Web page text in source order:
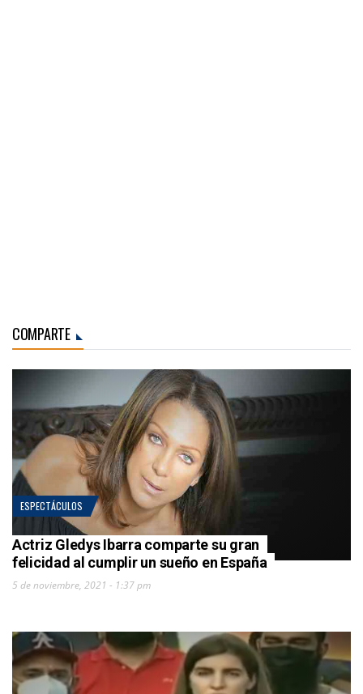
COMPARTE
ESPECTÁCULOS
Actriz Gledys Ibarra comparte su gran
felicidad al cumplir un sueño en España
5 de noviembre, 2021 - 1:37 pm